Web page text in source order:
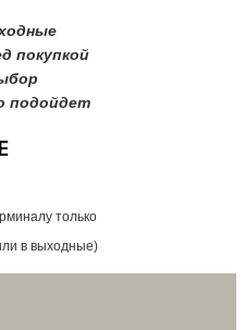
покупкой
подойдет
только
в выходные)